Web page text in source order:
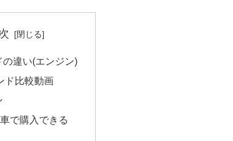
の違い(エンジン)
ド比較動画
で購入できる